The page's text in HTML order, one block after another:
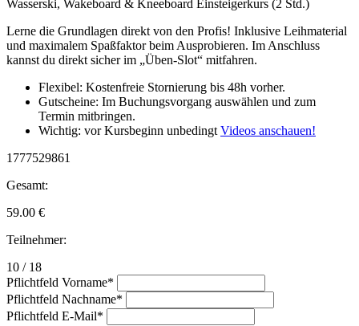
Wasserski, Wakeboard & Kneeboard Einsteigerkurs (2 Std.)
Lerne die Grundlagen direkt von den Profis! Inklusive Leihmaterial
und maximalem Spaßfaktor beim Ausprobieren. Im Anschluss
kannst du direkt sicher im „Üben-Slot“ mitfahren.
Flexibel: Kostenfreie Stornierung bis 48h vorher.
Gutscheine: Im Buchungsvorgang auswählen und zum
Termin mitbringen.
Wichtig: vor Kursbeginn unbedingt Videos anschauen!
1777529861
Gesamt:
59.00 €
Teilnehmer:
10 / 18
Pflichtfeld Vorname*
Pflichtfeld Nachname*
Pflichtfeld E-Mail*